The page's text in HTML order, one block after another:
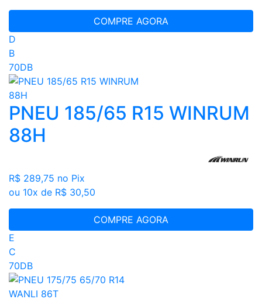
COMPRE AGORA
D
B
70DB
PNEU 185/65 R15 WINRUM
88H
R$ 289,75 no Pix
ou 10x de R$ 30,50
COMPRE AGORA
E
C
70DB